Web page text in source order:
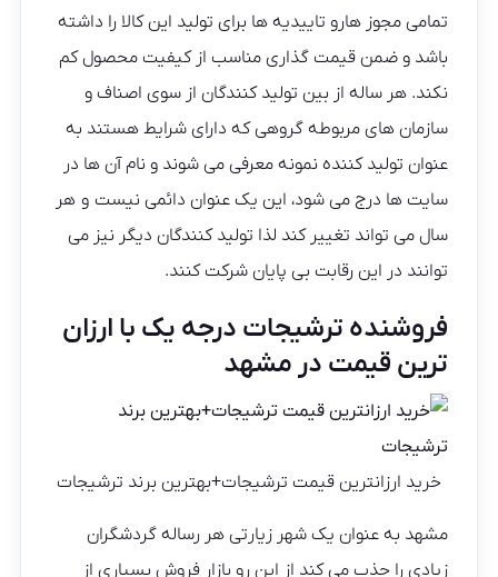
تمامی مجوز هارو تاییدیه ها برای تولید این کالا را داشته
باشد و ضمن قیمت گذاری مناسب از کیفیت محصول کم
نکند. هر ساله از بین تولید کنندگان از سوی اصناف و
سازمان های مربوطه گروهی که دارای شرایط هستند به
عنوان تولید کننده نمونه معرفی می شوند و نام آن ها در
سایت ها درج می شود، این یک عنوان دائمی نیست و هر
سال می تواند تغییر کند لذا تولید کنندگان دیگر نیز می
توانند در این رقابت بی پایان شرکت کنند.
فروشنده ترشیجات درجه یک با ارزان
ترین قیمت در مشهد
خرید ارزانترین قیمت ترشیجات+بهترین برند ترشیجات
مشهد به عنوان یک شهر زیارتی هر رساله گردشگران
زیادی را جذب می کند از این رو بازار فروش بسیاری از